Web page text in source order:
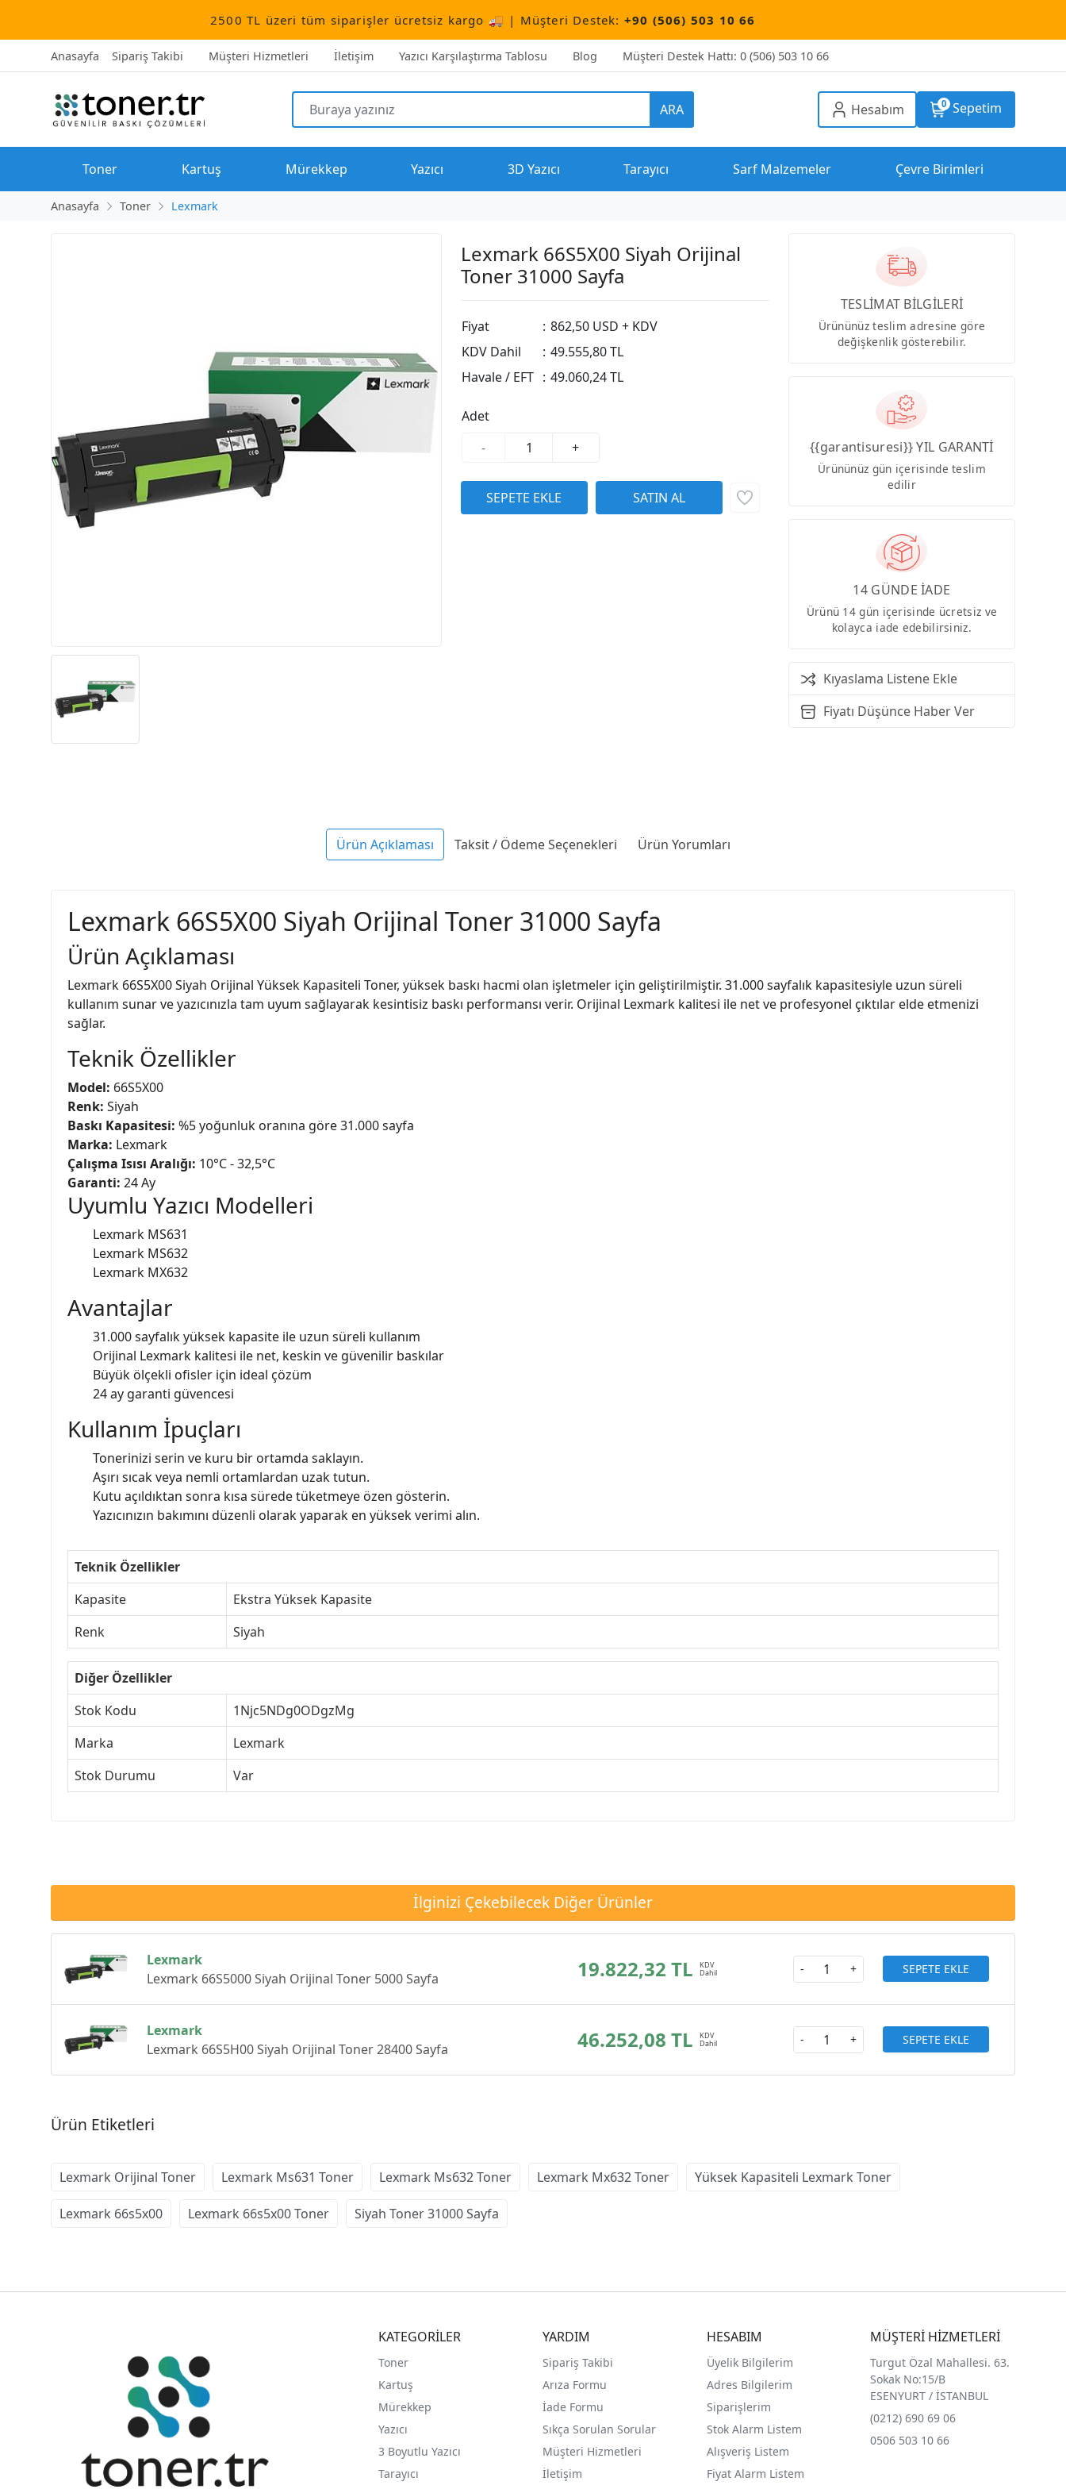
2500 TL üzeri tüm siparişler ücretsiz kargo 🚚 | Müşteri Destek:+90 (506) 503 10 66
Anasayfa Sipariş Takibi Müşteri Hizmetleri İletişim Yazıcı Karşılaştırma Tablosu Blog Müşteri Destek Hattı: 0 (506) 503 10 66
ARA Hesabım 0 Sepetim
Toner Kartuş Mürekkep Yazıcı 3D Yazıcı Tarayıcı Sarf Malzemeler Çevre Birimleri
Anasayfa Toner Lexmark
Lexmark 66S5X00 Siyah Orijinal
Toner 31000 Sayfa
Fiyat : 862,50 USD + KDV
KDV Dahil
: 49.555,80 TL
Havale / EFT : 49.060,24 TL
Adet
-
+
TESLİMAT BİLGİLERİ
Ürününüz teslim adresine göre
değişkenlik gösterebilir.
{{garantisuresi}} YIL GARANTİ
Ürününüz gün içerisinde teslim
edilir
14 GÜNDE İADE
Ürünü 14 gün içerisinde ücretsiz ve
kolayca iade edebilirsiniz.
Kıyaslama Listene Ekle
Fiyatı Düşünce Haber Ver
Ürün Açıklaması Taksit / Ödeme Seçenekleri Ürün Yorumları
Lexmark 66S5X00 Siyah Orijinal Toner 31000 Sayfa
Ürün Açıklaması
Lexmark 66S5X00 Siyah Orijinal Yüksek Kapasiteli Toner, yüksek baskı hacmi olan işletmeler için geliştirilmiştir. 31.000 sayfalık kapasitesiyle uzun süreli
kullanım sunar ve yazıcınızla tam uyum sağlayarak kesintisiz baskı performansı verir. Orijinal Lexmark kalitesi ile net ve profesyonel çıktılar elde etmenizi
sağlar.
Teknik Özellikler
Model: 66S5X00
Renk: Siyah
Baskı Kapasitesi: %5 yoğunluk oranına göre 31.000 sayfa
Marka: Lexmark
Çalışma Isısı Aralığı: 10°C - 32,5°C
Garanti: 24 Ay
Uyumlu Yazıcı Modelleri
Lexmark MS631
Lexmark MS632
Lexmark MX632
Avantajlar
31.000 sayfalık yüksek kapasite ile uzun süreli kullanım
Orijinal Lexmark kalitesi ile net, keskin ve güvenilir baskılar
Büyük ölçekli ofisler için ideal çözüm
24 ay garanti güvencesi
Kullanım İpuçları
Tonerinizi serin ve kuru bir ortamda saklayın.
Aşırı sıcak veya nemli ortamlardan uzak tutun.
Kutu açıldıktan sonra kısa sürede tüketmeye özen gösterin.
Yazıcınızın bakımını düzenli olarak yaparak en yüksek verimi alın.
Teknik Özellikler
Kapasite
Ekstra Yüksek Kapasite
Renk
Siyah
Diğer Özellikler
Stok Kodu
1Njc5NDg0ODgzMg
Marka
Lexmark
Stok Durumu
Var
İlginizi Çekebilecek Diğer Ürünler
Lexmark
Lexmark 66S5000 Siyah Orijinal Toner 5000 Sayfa
19.822,32 TL - + SEPETE EKLE
Lexmark
Lexmark 66S5H00 Siyah Orijinal Toner 28400 Sayfa
46.252,08 TL - + SEPETE EKLE
Ürün Etiketleri
Lexmark Orijinal Toner Lexmark Ms631 Toner Lexmark Ms632 Toner Lexmark Mx632 Toner Yüksek Kapasiteli Lexmark Toner
Lexmark 66s5x00 Lexmark 66s5x00 Toner Siyah Toner 31000 Sayfa
KATEGORİLER
Toner
Kartuş
Mürekkep
Yazıcı
3 Boyutlu Yazıcı
Tarayıcı
YARDIM
Sipariş Takibi
Arıza Formu
İade Formu
Sıkça Sorulan Sorular
Müşteri Hizmetleri
İletişim
HESABIM
Üyelik Bilgilerim
Adres Bilgilerim
Siparişlerim
Stok Alarm Listem
Alışveriş Listem
Fiyat Alarm Listem
MÜŞTERİ HİZMETLERİ
Turgut Özal Mahallesi. 63.
Sokak No:15/B
ESENYURT / İSTANBUL
(0212) 690 69 06
0506 503 10 66